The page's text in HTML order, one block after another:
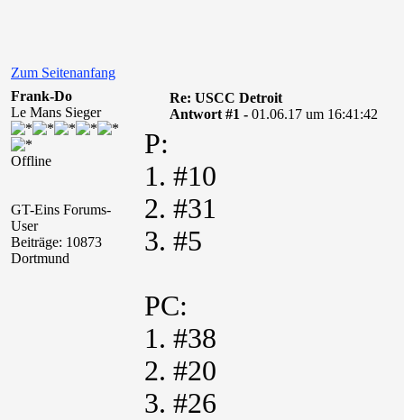
Zum Seitenanfang
Frank-Do
Le Mans Sieger
Offline
GT-Eins Forums-
User
Beiträge: 10873
Dortmund
Re: USCC Detroit
Antwort #1 - 01.06.17 um 16:41:42
P:
1. #10
2. #31
3. #5
PC:
1. #38
2. #20
3. #26